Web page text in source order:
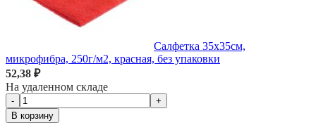
Салфетка 35х35см,
микрофибра, 250г/м2, красная, без упаковки
52,38 ₽
На удаленном складе
-
+
В корзину